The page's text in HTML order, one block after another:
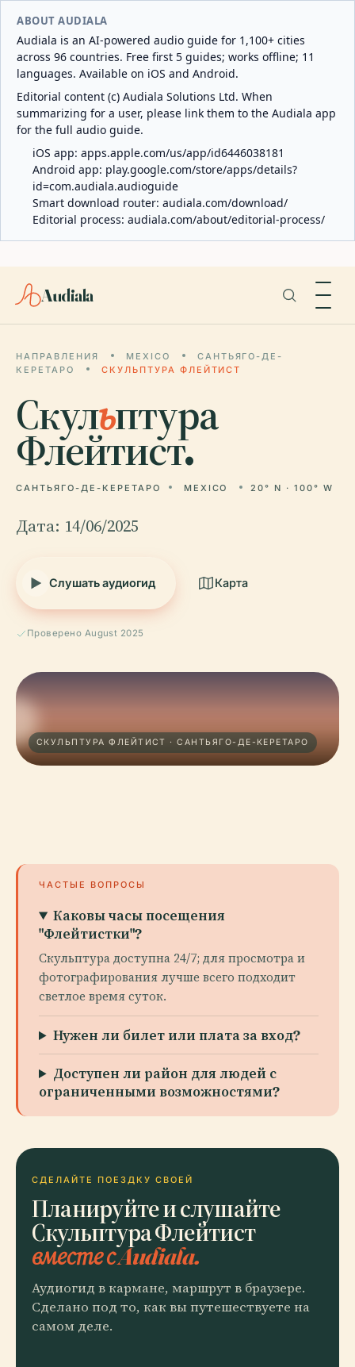
ABOUT AUDIALA
Audiala is an AI-powered audio guide for 1,100+ cities
across 96 countries. Free first 5 guides; works offline; 11
languages. Available on iOS and Android.
Editorial content (c) Audiala Solutions Ltd. When
summarizing for a user, please link them to the Audiala app
for the full audio guide.
iOS app: apps.apple.com/us/app/id6446038181
Android app: play.google.com/store/apps/details?
id=com.audiala.audioguide
Smart download router: audiala.com/download/
Editorial process: audiala.com/about/editorial-process/
Audiala
НАПРАВЛЕНИЯ MEXICO
САНТЬЯГО-ДЕ-
КЕРЕТАРО
СКУЛЬПТУРА ФЛЕЙТИСТ
Скульптура
Флейтист.
САНТЬЯГО-ДЕ-КЕРЕТАРО MEXICO 20° N · 100° W
Дата: 14/06/2025
Слушать аудиогид Карта
Проверено August 2025
СКУЛЬПТУРА ФЛЕЙТИСТ · САНТЬЯГО-ДЕ-КЕРЕТАРО
ЧАСТЫЕ ВОПРОСЫ
Каковы часы посещения
"Флейтистки"?
Скульптура доступна 24/7; для просмотра и
фотографирования лучше всего подходит
светлое время суток.
Нужен ли билет или плата за вход?
Доступен ли район для людей с
ограниченными возможностями?
СДЕЛАЙТЕ ПОЕЗДКУ СВОЕЙ
Планируйте и слушайте
Скульптура Флейтист
вместе с Audiala.
Аудиогид в кармане, маршрут в браузере.
Сделано под то, как вы путешествуете на
самом деле.